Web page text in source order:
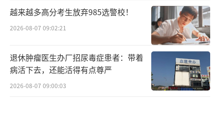
越来越多高分考生放弃985选警校！
2026-08-07 09:02:21
退休肿瘤医生办厂招尿毒症患者：带着
病活下去，还能活得有点尊严
2026-08-07 09:00:03